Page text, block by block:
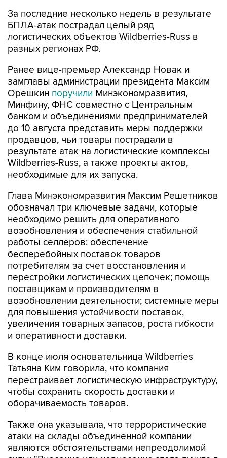
логистических объектов Wildberries-Russ в
разных регионах РФ.
Ранее вице-премьер Александр Новак и
ОрешкинпоручилиМинэкономразвития,
Минфину, ФНС совместно с Центральным
банком и объединениями предпринимателей
до 10 августа представить меры поддержки
продавцов, чьи товары пострадали в
результате атак на логистические комплексы
Wildberries-Russ, а также проекты актов,
необходимые для их запуска.
Глава Минэкономразвития Максим Решетников
необходимо решить для оперативного
возобновления и обеспечения стабильной
работы селлеров: обеспечение
бесперебойных поставок товаров
потребителям за счет восстановления и
перестройки логистических цепочек; помощь
поставщикам и производителям в
возобновлении деятельности; системные меры
для повышения устойчивости поставок,
увеличения товарных запасов, роста гибкости
и оперативности доставки.
В конце июля основательница Wildberries
перестраивает логистическую инфраструктуру,
чтобы сохранить скорость доставки и
оборачиваемость товаров.
Также она указывала, что террористические
являются обстоятельствами непреодолимой
силы: "Внесение или невнесение этого пункта в
оферты не имеют значения, поэтому эти